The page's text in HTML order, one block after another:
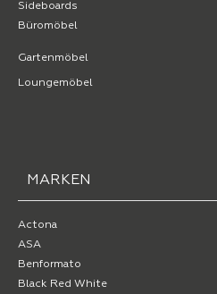
Sideboards
Büromöbel
Gartenmöbel
Loungemöbel
MARKEN
Actona
ASA
Benformato
Black Red White